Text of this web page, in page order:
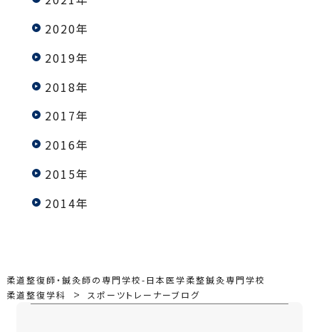
2020年
2019年
2018年
2017年
2016年
2015年
2014年
柔道整復師・鍼灸師の専門学校-日本医学柔整鍼灸専門学校
柔道整復学科
スポーツトレーナーブログ